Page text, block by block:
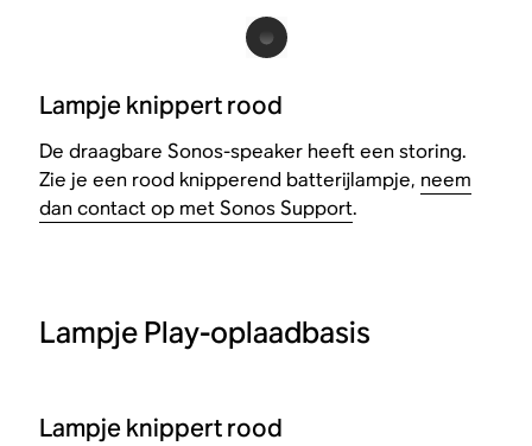
Lampje knippert rood
De draagbare Sonos-speaker heeft een storing.
Zie je een rood knipperend batterijlampje, neem
dan contact op met Sonos Support.
Lampje Play-oplaadbasis
Lampje knippert rood